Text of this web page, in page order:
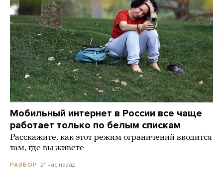
Мобильный интернет в России все чаще
работает только по белым спискам
Расскажите, как этот режим ограничений вводится
там, где вы живете
РАЗБОР 21 час назад